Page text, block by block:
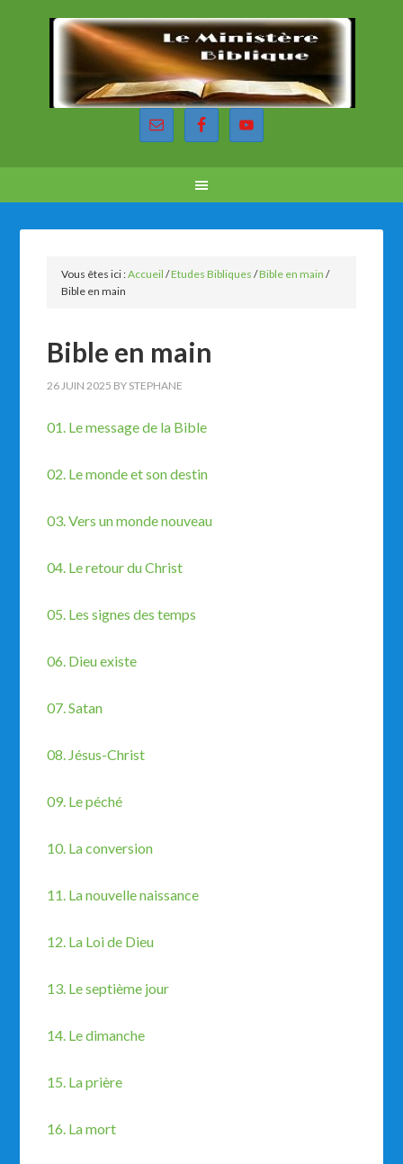
Vous êtes ici :Accueil /Etudes Bibliques /Bible en main /
Bible en main
Bible en main
26 JUIN 2025 BY STEPHANE
01. Le message de la Bible
02. Le monde et son destin
03. Vers un monde nouveau
04. Le retour du Christ
05. Les signes des temps
06. Dieu existe
07. Satan
08. Jésus-Christ
09. Le péché
10. La conversion
11. La nouvelle naissance
12. La Loi de Dieu
13. Le septième jour
14. Le dimanche
15. La prière
16. La mort